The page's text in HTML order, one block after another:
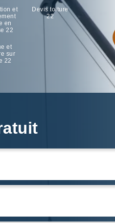
et
en
22
Devis toiture
22
et
sur
22